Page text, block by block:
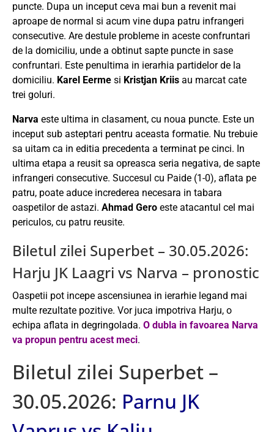
puncte. Dupa un inceput ceva mai bun a revenit mai
aproape de normal si acum vine dupa patru infrangeri
consecutive. Are destule probleme in aceste confruntari
de la domiciliu, unde a obtinut sapte puncte in sase
confruntari. Este penultima in ierarhia partidelor de la
domiciliu. Karel Eerme si Kristjan Kriis au marcat cate
trei goluri.
Narva este ultima in clasament, cu noua puncte. Este un
inceput sub asteptari pentru aceasta formatie. Nu trebuie
sa uitam ca in editia precedenta a terminat pe cinci. In
ultima etapa a reusit sa opreasca seria negativa, de sapte
infrangeri consecutive. Succesul cu Paide (1-0), aflata pe
patru, poate aduce increderea necesara in tabara
oaspetilor de astazi. Ahmad Gero este atacantul cel mai
periculos, cu patru reusite.
Biletul zilei Superbet – 30.05.2026:
Harju JK Laagri vs Narva – pronostic
Oaspetii pot incepe ascensiunea in ierarhie legand mai
multe rezultate pozitive. Vor juca impotriva Harju, o
echipa aflata in degringolada. O dubla in favoarea Narva
va propun pentru acest meci.
Biletul zilei Superbet –
30.05.2026: Parnu JK